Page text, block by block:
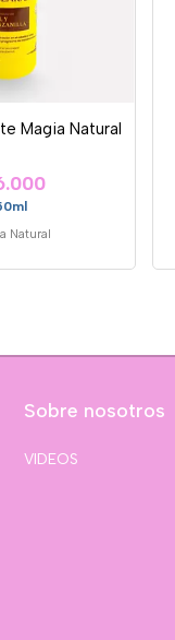
Magia Natural
Natural
Sobre nosotros
VIDEOS